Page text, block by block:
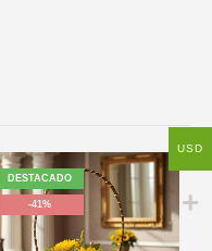
DESTACADO
-41%
USD